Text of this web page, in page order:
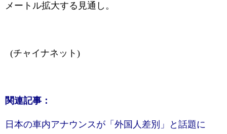
メートル拡大する見通し。
(チャイナネット)
関連記事：
日本の車内アナウンスが「外国人差別」と話題に